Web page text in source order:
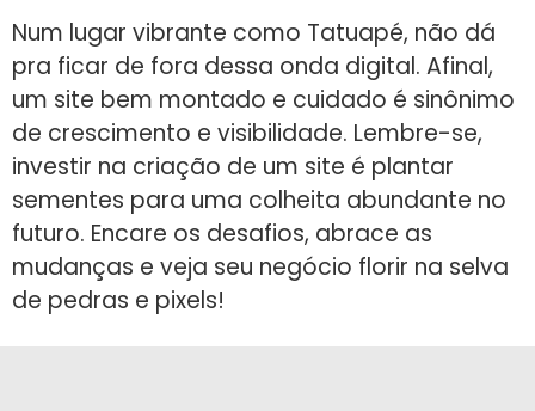
Num lugar vibrante como Tatuapé, não dá
pra ficar de fora dessa onda digital. Afinal,
um site bem montado e cuidado é sinônimo
de crescimento e visibilidade. Lembre-se,
investir na criação de um site é plantar
sementes para uma colheita abundante no
futuro. Encare os desafios, abrace as
mudanças e veja seu negócio florir na selva
de pedras e pixels!